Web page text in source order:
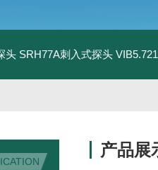
头 SRH77A刺入式探头
产品展